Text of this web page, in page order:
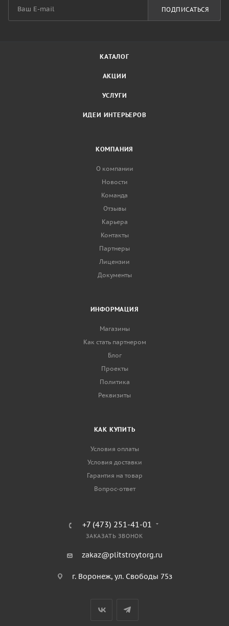
ПОДПИСАТЬСЯ
КАТАЛОГ
АКЦИИ
УСЛУГИ
ИДЕИ ИНТЕРЬЕРОВ
КОМПАНИЯ
О компании
Новости
Команда
Отзывы
Карьера
Контакты
Партнеры
Лицензии
Документы
ИНФОРМАЦИЯ
Магазины
Как стать партнером
Блог
Проекты
Политика
Реквизиты
КАК КУПИТЬ
Условия оплаты
Условия доставки
Гарантия на товар
Вопрос-ответ
+7 (473) 251-41-01
ЗАКАЗАТЬ ЗВОНОК
zakaz@plitstroytorg.ru
г. Воронеж, ул. Свободы 75з